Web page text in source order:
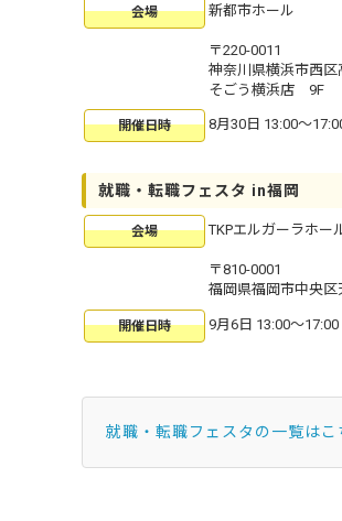
会場 新都市ホール
〒220-0011
神奈川県横浜市西区
そごう横浜店 9F
開催日時 8月30日 13:00〜
就職・転職フェスタ in福岡
会場 TKPエルガーラホ
〒810-0001
福岡県福岡市中央区
開催日時 9月6日 13:00〜17:00
就職・転職フェスタの一覧はこ